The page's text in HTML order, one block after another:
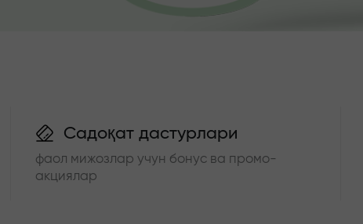
Садоқат дастурлари
фаол мижозлар учун бонус ва промо-
акциялар